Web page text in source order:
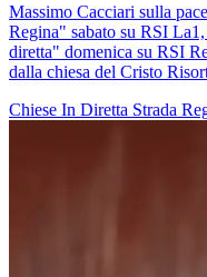
Massimo Cacciari sulla
Regina" sabato su RSI
diretta" domenica su RSI
dalla chiesa del Cristo
Chiese In Diretta Strada